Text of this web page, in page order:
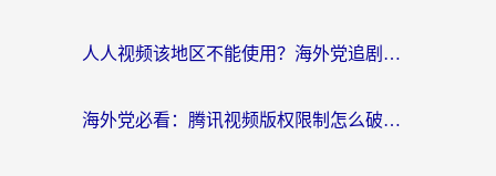
人人视频该地区不能使用？海外党追剧看片的终极解决方案来了
海外党必看：腾讯视频版权限制怎么破？3步让你轻松追剧